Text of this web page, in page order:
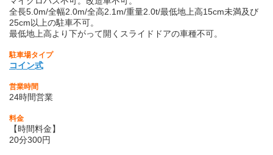
全長5.0m/全幅2.0m/全高2.1m/重量2.0t/最低地上高15cm未満及び
25cm以上の駐車不可。
最低地上高より下がって開くスライドドアの車種不可。
駐車場タイプ
コイン式
営業時間
24時間営業
料金
【時間料金】
20分300円